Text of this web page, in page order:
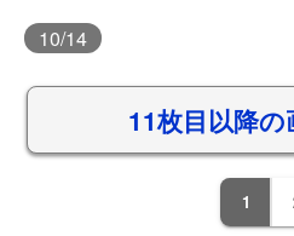
10/14
11枚目以降の
1